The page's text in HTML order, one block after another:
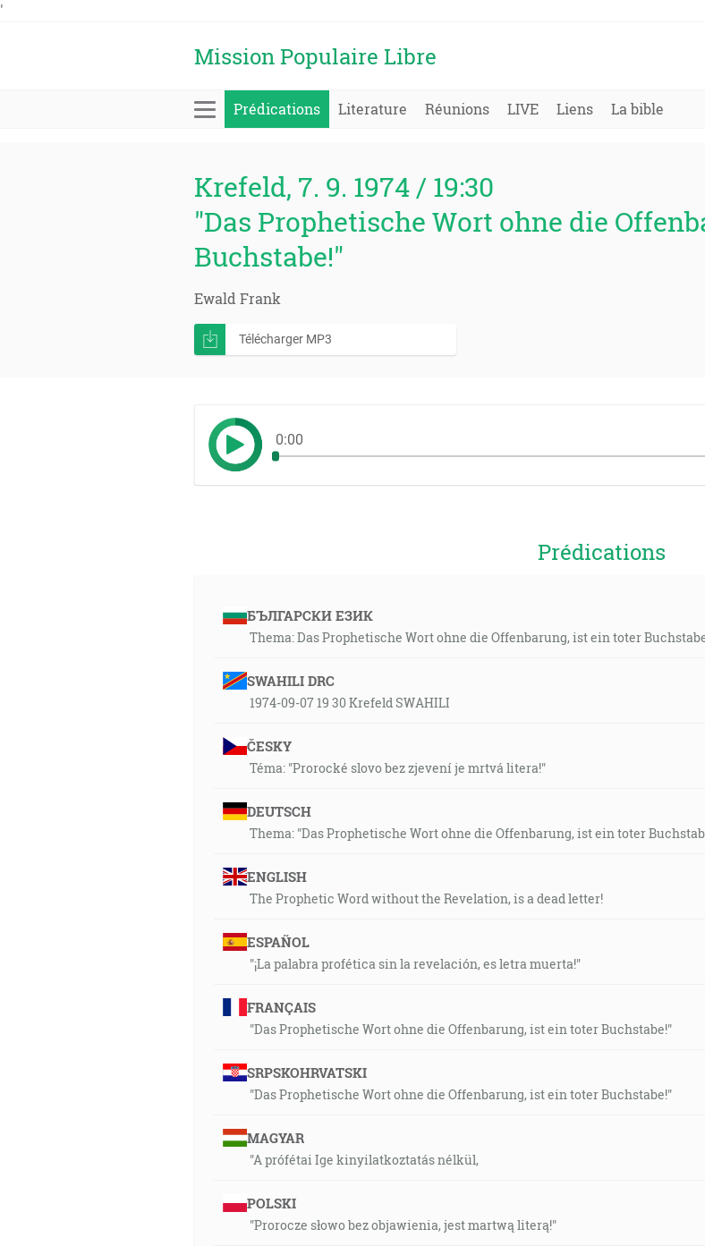
'
Mission Populaire Libre
Prédications Literature Réunions LIVE Liens La bible
Krefeld, 7. 9. 1974 / 19:30
"Das Prophetische Wort ohne die
Buchstabe!"
Ewald Frank
Télécharger MP3
0:00
Prédications
БЪЛГАРСКИ ЕЗИК
Thema: Das Prophetische Wort ohne die Offenbarung, ist ein toter
SWAHILI DRC
1974-09-07 19 30 Krefeld SWAHILI
ČESKY
Téma: "Prorocké slovo bez zjevení je mrtvá litera!"
DEUTSCH
Thema: "Das Prophetische Wort ohne die Offenbarung, ist ein toter
ENGLISH
The Prophetic Word without the Revelation, is a dead letter!
ESPAÑOL
"¡La palabra profética sin la revelación, es letra muerta!"
FRANÇAIS
"Das Prophetische Wort ohne die Offenbarung, ist ein toter Buchstabe!"
SRPSKOHRVATSKI
"Das Prophetische Wort ohne die Offenbarung, ist ein toter Buchstabe!"
MAGYAR
"A prófétai Ige kinyilatkoztatás nélkül,
POLSKI
"Prorocze słowo bez objawienia, jest martwą literą!"